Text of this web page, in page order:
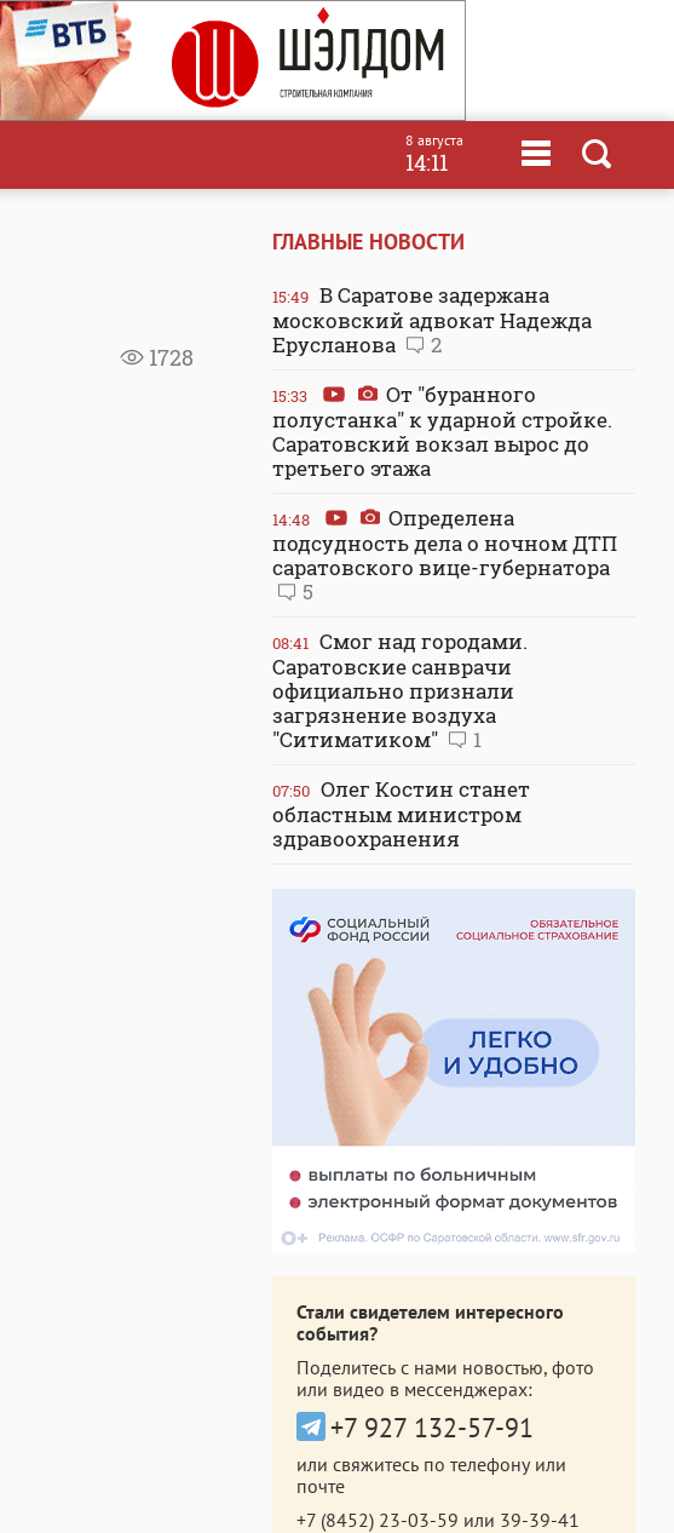
8 августа
14:11
1728
ГЛАВНЫЕ НОВОСТИ
15:49 В Саратове задержана
московский адвокат Надежда
Ерусланова
2
15:33
От "буранного
полустанка" к ударной стройке.
Саратовский вокзал вырос до
третьего этажа
14:48
Определена
подсудность дела о ночном ДТП
саратовского вице-губернатора
5
08:41 Смог над городами.
Саратовские санврачи
официально признали
загрязнение воздуха
"Ситиматиком"
1
07:50 Олег Костин станет
областным министром
здравоохранения
Стали свидетелем интересного
события?
Поделитесь с нами новостью, фото
или видео в мессенджерах:
+7 927 132-57-91
или свяжитесь по телефону или
почте
+7 (8452) 23-03-59 или 39-39-41